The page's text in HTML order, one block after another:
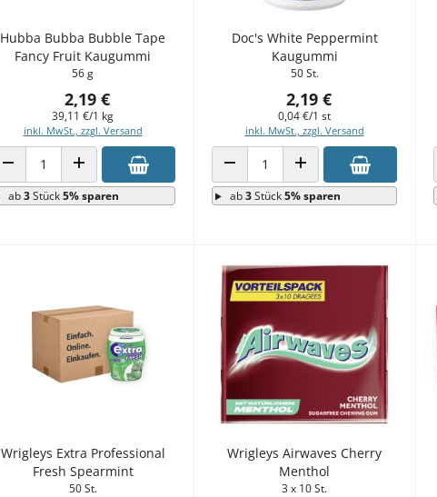
Hubba Bubba Bubble Tape
Fancy Fruit Kaugummi
56 g
2,19 €
39,11 €/1 kg
inkl. MwSt., zzgl. Versand
ANZAHL VERRINGERNANZAHL ERHÖHEN
ab3Stück5% sparen
Doc's White Peppermint
Kaugummi
50 St.
2,19 €
0,04 €/1 st
inkl. MwSt., zzgl. Versand
ANZAHL VERRINGERNANZAHL ERHÖHEN
ab3Stück5% sparen
Wrigleys Extra Professional
Fresh Spearmint
50 St.
Wrigleys Airwaves Cherry
Menthol
3 x 10 St.